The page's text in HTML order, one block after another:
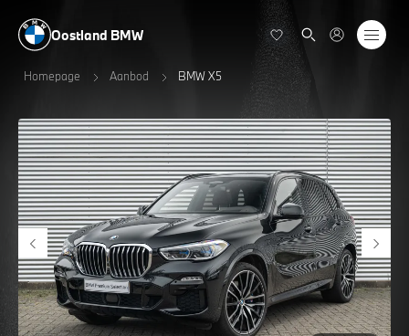
Oostland BMW
Homepage Aanbod BMW X5